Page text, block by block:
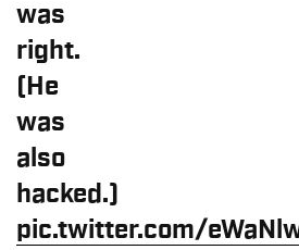
was
right.
(He
was
also
hacked.)
pic.twitter.com/